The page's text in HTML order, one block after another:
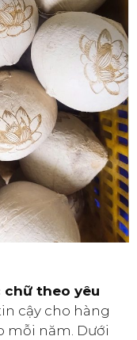
chữ theo yêu
cậy cho hàng
mỗi năm. Dưới